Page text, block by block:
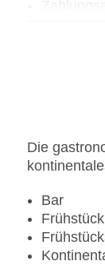
Die
Bar
Frühstück